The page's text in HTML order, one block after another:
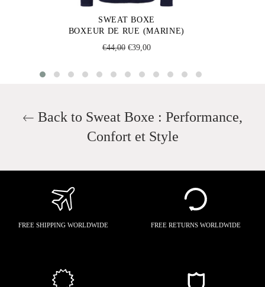
SWEAT BOXE
BOXEUR DE RUE (MARINE)
Regular
€44,00Sale
€39,00
Back to Sweat Boxe : Performance,
Confort et Style
FREE SHIPPING WORLDWIDE FREE RETURNS WORLDWIDE